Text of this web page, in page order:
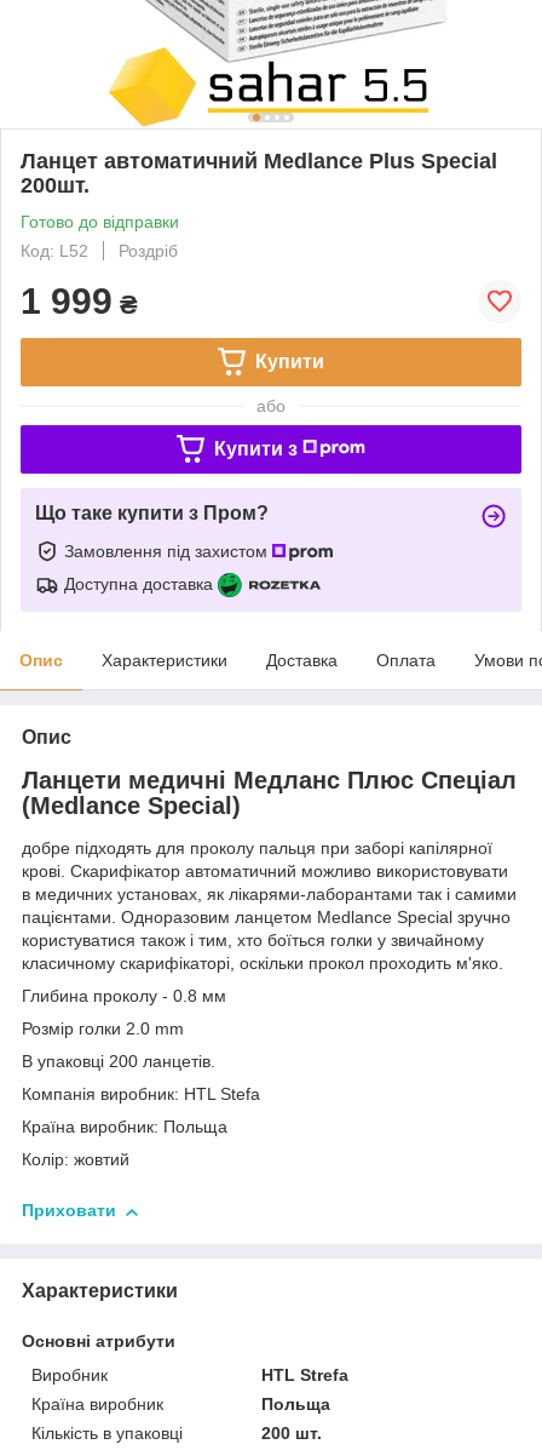
Ланцет автоматичний Medlance Plus Special
200шт.
Готово до відправки
Код: L52
Роздріб
1 999 ₴
Купити
або
Купити з
Що таке купити з Пром?
Замовлення під захистом
Доступна доставка
Опис Характеристики Доставка Оплата Умови
Опис
Ланцети медичні Медланс Плюс Спеціал
(Medlance Special)
добре підходять для проколу пальця при заборі капілярної
крові. Скарифікатор автоматичний можливо використовувати
в медичних установах, як лікарями-лаборантами так і самими
пацієнтами. Одноразовим ланцетом Мedlance Special зручно
користуватися також і тим, хто боїться голки у звичайному
класичному скарифікаторі, оскільки прокол проходить м'яко.
Глибина проколу - 0.8 мм
Розмір голки 2.0 mm
В упаковці 200 ланцетів.
Компанія виробник: HTL Stefa
Країна виробник: Польща
Колір: жовтий
Приховати
Характеристики
Основні атрибути
Виробник
HTL Strefa
Країна виробник
Польща
Кількість в упаковці
200 шт.